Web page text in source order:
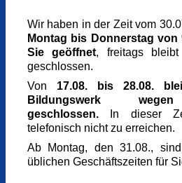
Bellevue di Monaco,
Klassenzimmer EG rechts
Kooperation
Caritas Freiwilligen-Zentrum
Evangelisches
Netzwerkteam Willkommen-
Monaco, ArrivalAid,
0,00 €
Referent_in
Angelika Schmiedt da Silva
Dipl. Soz. Päd. (FH), zert.
Referent_in
Ute Haas
Dipl. Pädagogin
Referent_in
Rebecca Kilian-Mason
Supervisorin, Beraterin im
Aufenthaltsrecht
Wir haben in der Zeit vom
Montag bis Donnerstag von
Sie geöffnet, freitags bleibt
geschlossen.
Von 17.08. bis 28.08.
Bildungswerk
geschlossen. In dieser
telefonisch nicht zu erreichen.
Ab Montag, den 31.08.,
üblichen Geschäftszeiten für